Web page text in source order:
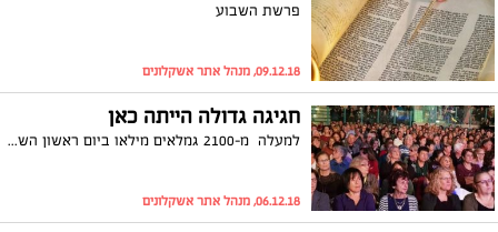
פרשת השבוע
09.12.18, מנהל אתר אשקלונים
חגיגה גדולה הייתה כאן
למעלה מ-2100 גמלאים מילאו ביום ראשון השבוע את היכל הספורט באשקלון לרגל הדלקת נר ראשון של חנוכה. על החלק האמנותי היו הזמרים שמעון בוסקילה ומירי מסיקה, אבל כמו תמיד על הארגון והיוזמה הייתה אמונה יו"ר הארגון, שרה זכריה
06.12.18, מנהל אתר אשקלונים